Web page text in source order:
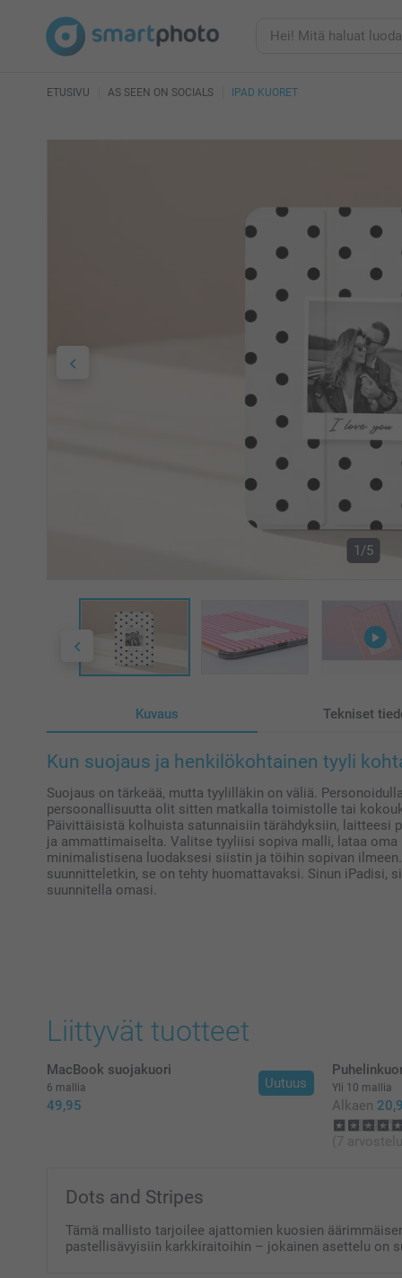
ETUSIVU AS SEEN ON SOCIALS IPAD KUORET
1/5
Kuvaus Tekniset
Kun suojaus ja henkilökohtainen tyyli
Suojaus on tärkeää, mutta tyylilläkin on väliä.
persoonallisuutta olit sitten matkalla toimistolle tai
Päivittäisistä kolhuista satunnaisiin tärähdyksiin, laitteesi
ja ammattimaiselta. Valitse tyyliisi sopiva malli, lataa
minimalistisena luodaksesi siistin ja töihin sopivan
suunnitteletkin, se on tehty huomattavaksi. Sinun iPadisi,
suunnitella omasi.
Liittyvät tuotteet
Uutuus
MacBook suojakuori
6 mallia
49,95
Yli 10 mallia
Alkaen
(7
Dots and Stripes
Tämä mallisto tarjoilee ajattomien kuosien
pastellisävyisiin karkkiraitoihin – jokainen asettelu on